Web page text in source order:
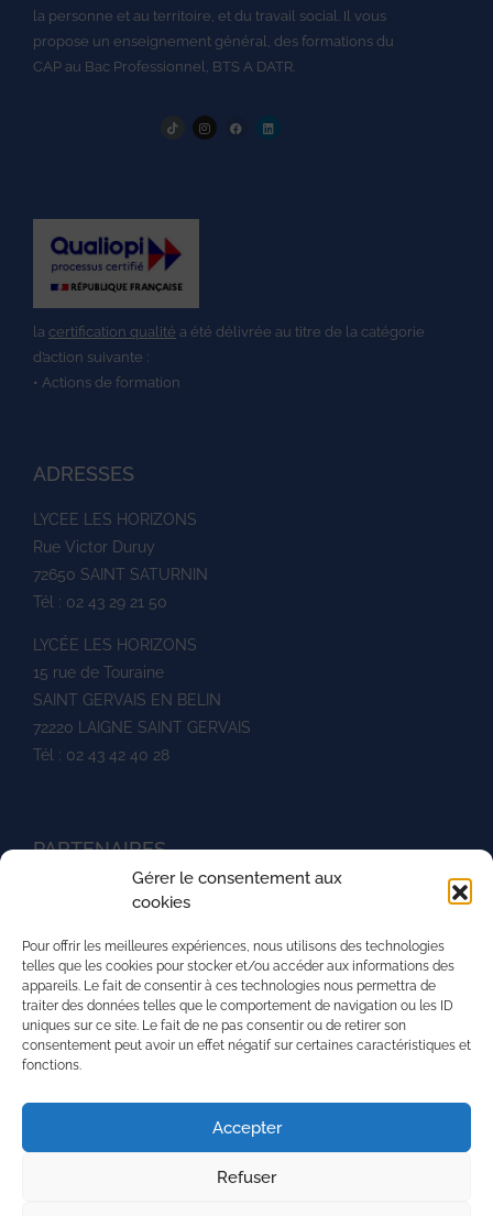
Gérer le consentement aux
cookies
Pour offrir les meilleures expériences, nous utilisons des technologies
telles que les cookies pour stocker et/ou accéder aux informations des
appareils. Le fait de consentir à ces technologies nous permettra de
traiter des données telles que le comportement de navigation ou les ID
uniques sur ce site. Le fait de ne pas consentir ou de retirer son
consentement peut avoir un effet négatif sur certaines caractéristiques et
fonctions.
Accepter
Refuser
la personne et au territoire, et du travail social. Il vous
propose un enseignement général, des formations du
CAP au Bac Professionnel, BTS A DATR.
la certification qualité a été délivrée au titre de la catégorie
d’action suivante :
• Actions de formation
ADRESSES
LYCEE LES HORIZONS
Rue Victor Duruy
72650 SAINT SATURNIN
Tél : 02 43 29 21 50
LYCÉE LES HORIZONS
15 rue de Touraine
SAINT GERVAIS EN BELIN
72220 LAIGNE SAINT GERVAIS
Tél : 02 43 42 40 28
PARTENAIRES
L'aventure du vivant
La Mission Locale de l'agglomération mancelle
La région Pays de la Loire
PRH - Pôle Régional du Handicap
Superforma